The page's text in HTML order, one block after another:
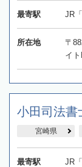
最寄駅 JR
所在地
〒
イ
小田司法書
宮崎県
最寄駅 JR